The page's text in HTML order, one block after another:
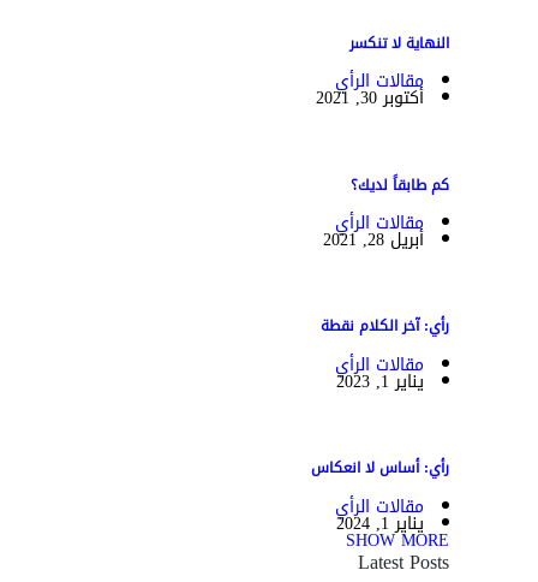
النهاية لا تنكسر
مقالات الرأي
أكتوبر 30, 2021
كم طابقاً لديك؟
مقالات الرأي
أبريل 28, 2021
رأي: آخر الكلام نقطة
مقالات الرأي
يناير 1, 2023
رأي: أساس لا انعكاس
مقالات الرأي
يناير 1, 2024
SHOW MORE
Latest Posts